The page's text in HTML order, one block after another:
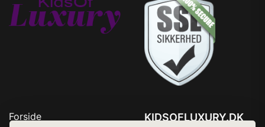
Forside
KIDSOFLUXURY.DK